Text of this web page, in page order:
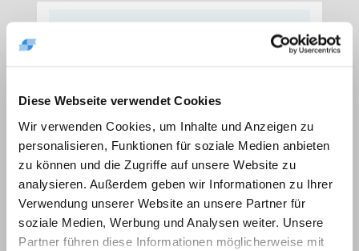
Diese Webseite verwendet Cookies
Wir verwenden Cookies, um Inhalte und Anzeigen zu
personalisieren, Funktionen für soziale Medien anbieten
zu können und die Zugriffe auf unsere Website zu
analysieren. Außerdem geben wir Informationen zu Ihrer
Verwendung unserer Website an unsere Partner für
soziale Medien, Werbung und Analysen weiter. Unsere
Partner führen diese Informationen möglicherweise mit
Signatur: RW 18
Titel: "Ostkreuz"